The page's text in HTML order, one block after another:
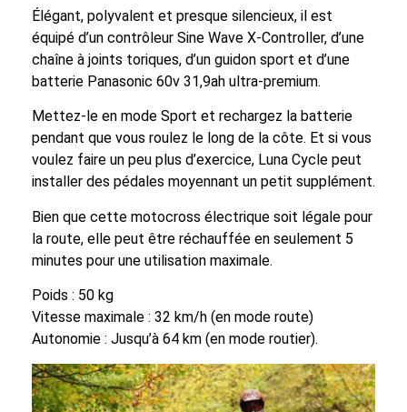
Élégant, polyvalent et presque silencieux, il est
équipé d’un contrôleur Sine Wave X-Controller, d’une
chaîne à joints toriques, d’un guidon sport et d’une
batterie Panasonic 60v 31,9ah ultra-premium.
Mettez-le en mode Sport et rechargez la batterie
pendant que vous roulez le long de la côte. Et si vous
voulez faire un peu plus d’exercice, Luna Cycle peut
installer des pédales moyennant un petit supplément.
Bien que cette motocross électrique soit légale pour
la route, elle peut être réchauffée en seulement 5
minutes pour une utilisation maximale.
Poids : 50 kg
Vitesse maximale : 32 km/h (en mode route)
Autonomie : Jusqu’à 64 km (en mode routier).